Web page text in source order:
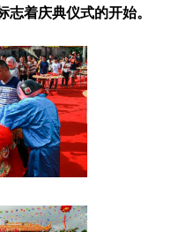
志着庆典仪式的开始。